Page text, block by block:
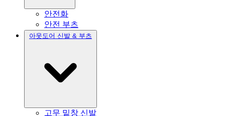
안전화
안전 부츠
아웃도어 신발 & 부츠
고무 밑창 신발